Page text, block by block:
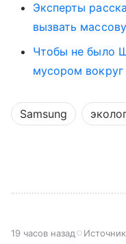
Эксперты
вызвать
Чтобы не было
мусором вокруг
Samsung
19 часов назад